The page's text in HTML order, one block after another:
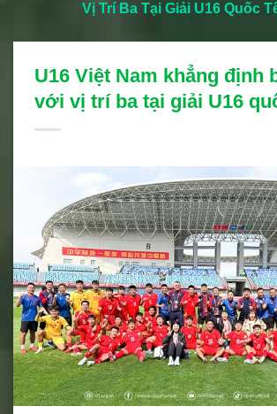
Vị Trí Ba Tại Giải U16 Quốc
U16 Việt Nam khẳng định
với vị trí ba tại giải U16